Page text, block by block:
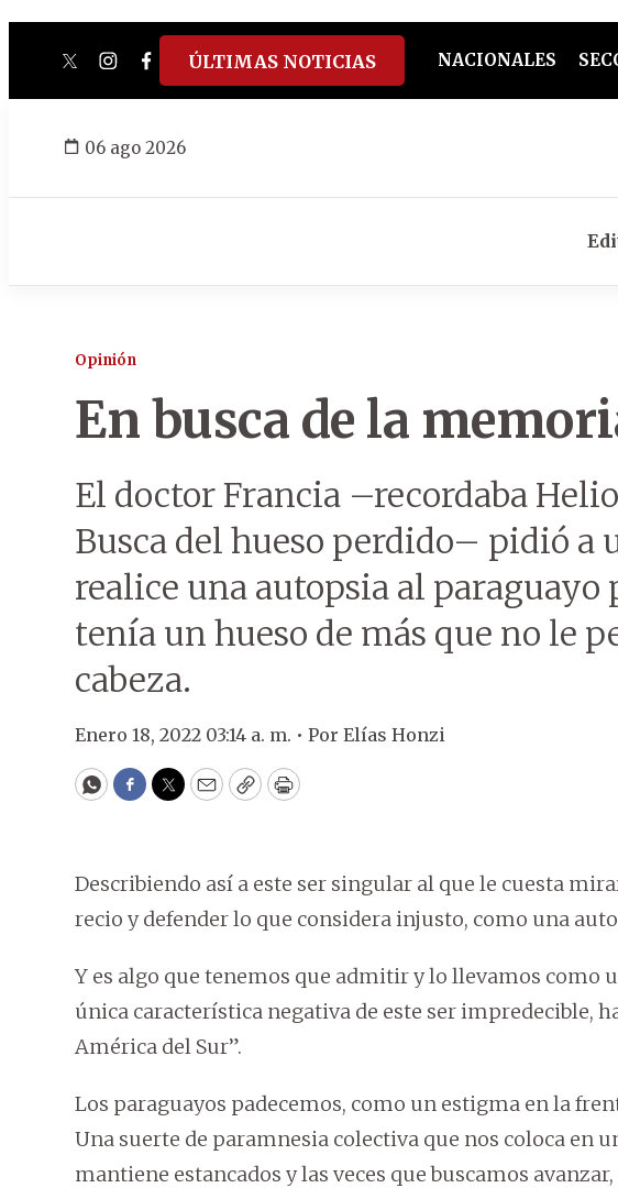
twitterinstagram
facebook
tiktokyoutube
spotify
ÚLTIMAS NOTICIAS NACIONALES
06 ago 2026
Opinión
En busca de la
El doctor Francia –recordaba
Busca del hueso perdido– pidió a
realice una autopsia al
tenía un hueso de más que no le
cabeza.
Enero 18, 2022 03:14 a. m. • Por Elías Honzi
WhatsApp
Facebook
Twitter
EmailCopyPrint
Describiendo así a este ser singular al que le cuesta
recio y defender lo que considera injusto, como una
Y es algo que tenemos que admitir y lo llevamos como
única característica negativa de este ser impredecible,
América del Sur”.
Los paraguayos padecemos, como un estigma en la
Una suerte de paramnesia colectiva que nos coloca en
mantiene estancados y las veces que buscamos